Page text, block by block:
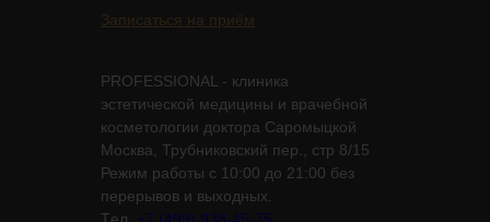
Записаться на приём
PROFESSIONAL - клиника
эстетической медицины и врачебной
косметологии доктора Саромыцкой
Москва, Трубниковский пер., стр 8/15
Режим работы с 10:00 до 21:00 без
перерывов и выходных.